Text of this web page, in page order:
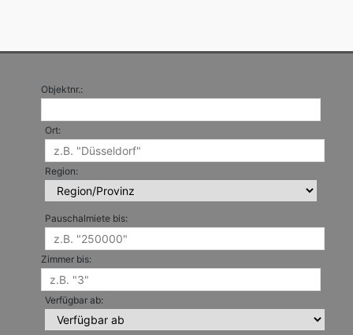
Objektnr.:
Ort:
Region:
Pauschalmiete bis:
Zimmer bis:
Verfügbar ab: